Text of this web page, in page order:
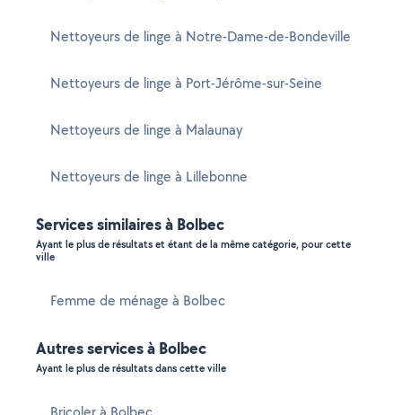
Nettoyeurs de linge à Notre-Dame-de-Bondeville
Nettoyeurs de linge à Port-Jérôme-sur-Seine
Nettoyeurs de linge à Malaunay
Nettoyeurs de linge à Lillebonne
Services similaires à Bolbec
Ayant le plus de résultats et étant de la même catégorie, pour cette
ville
Femme de ménage à Bolbec
Autres services à Bolbec
Ayant le plus de résultats dans cette ville